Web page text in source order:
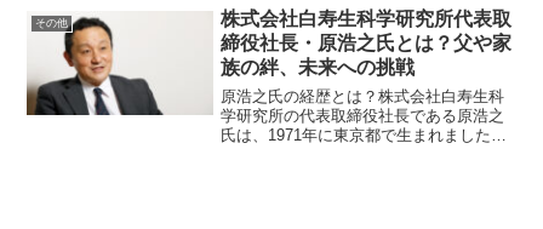
ます。被害者は若松警察署長の娘？一部
のSNS...
その他
株式会社白寿生科学研究所代表取
締役社長・原浩之氏とは？父や家
族の絆、未来への挑戦
原浩之氏の経歴とは？株式会社白寿生科
学研究所の代表取締役社長である原浩之
氏は、1971年に東京都で生まれました。